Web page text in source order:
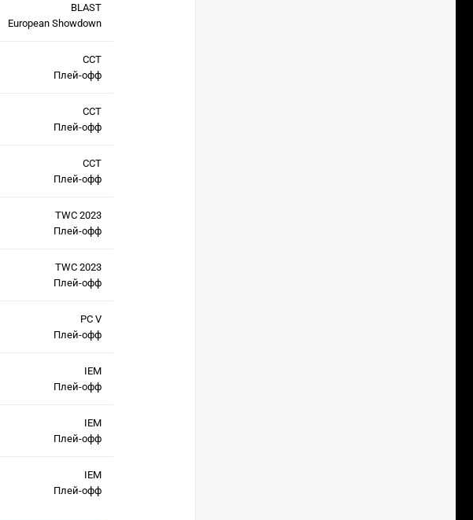
BLAST
European Showdown
CCT
Плей-офф
CCT
Плей-офф
CCT
Плей-офф
TWC 2023
Плей-офф
TWC 2023
Плей-офф
PC V
Плей-офф
IEM
Плей-офф
IEM
Плей-офф
IEM
Плей-офф